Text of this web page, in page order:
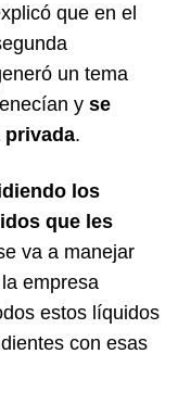
que en el
un tema
y se
privada.
los
que les
va a manejar
empresa
estos líquidos
con esas